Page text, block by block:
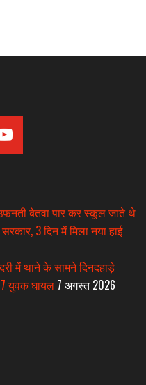
बेतवा पार कर स्कूल जाते थे
3 दिन में मिला नया हाई
में थाने के सामने दिनदहाड़े
7 युवक घायल 7 अगस्त 2026